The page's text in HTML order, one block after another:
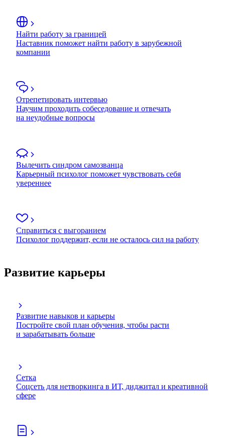
Найти работу за границей
Наставник поможет найти работу в зарубежной
компании
Отрепетировать интервью
Научим проходить собеседование и отвечать
на неудобные вопросы
Вылечить синдром самозванца
Карьерный психолог поможет чувствовать себя
увереннее
Справиться с выгоранием
Психолог поддержит, если не осталось сил на работу
Развитие карьеры
Развитие навыков и карьеры
Постройте свой план обучения, чтобы расти
и зарабатывать больше
Сетка
Соцсеть для нетворкинга в ИТ, диджитал и креативной
сфере